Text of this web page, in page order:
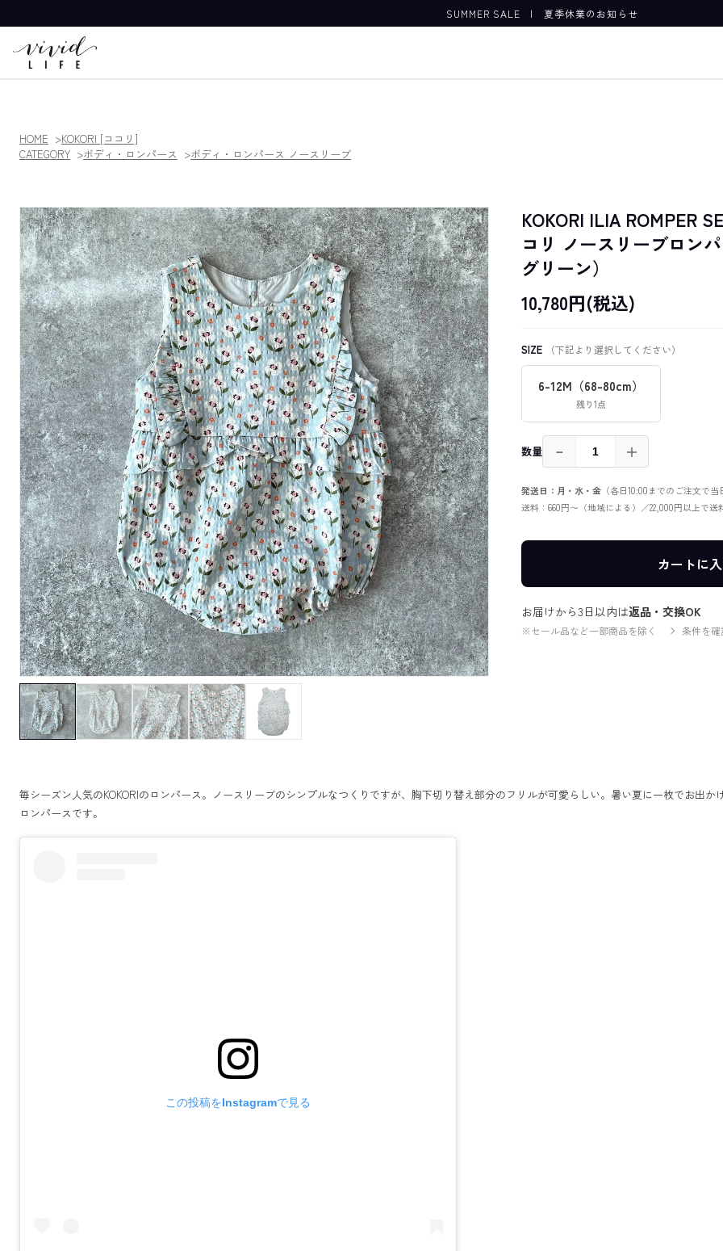
SUMMER SALE |夏季休業のお知らせ
HOME
KOKORI [ココリ]
CATEGORY
ボディ・ロンパース ボディ・ロンパース ノースリーブ
KOKORI ILIA ROMPER
コリ ノースリーブロン
グリーン）
10,780円(税込)
SIZE （下記より選択してください）
6-12M（68-80cm）
残り1点
数量 － ＋
発送日：月・水・金（各日10:00までのご注文で
送料：660円〜（地域による）／22,000円以上で
カートに
お届けから3日以内は返品・交換OK
※セール品など一部商品を除く 条件を確
毎シーズン人気のKOKORIのロンパース。ノースリーブのシンプルなつくりですが、胸下切り替え部分のフリルが可愛らしい。暑い夏に一枚でお出
ロンパースです。
この投稿をInstagramで見る